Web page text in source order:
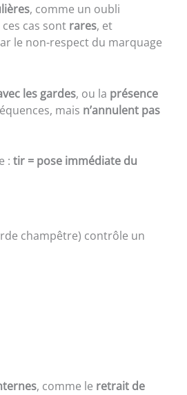
, comme un oubli
cas sont rares, et
le non-respect du marquage
les gardes, ou la présence
mais n’annulent pas
: tir = pose immédiate du
champêtre) contrôle un
, comme le retrait de